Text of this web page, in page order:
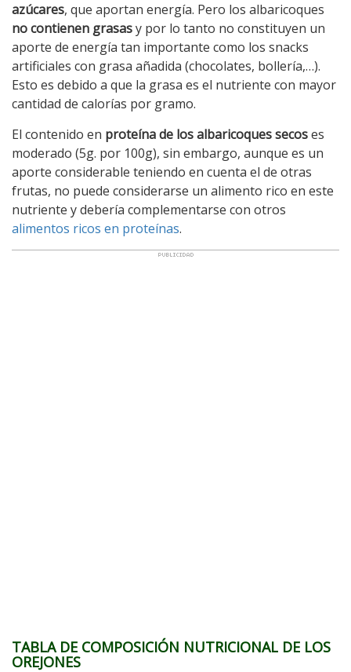
azúcares, que aportan energía. Pero los albaricoques
no contienen grasasy por lo tanto no constituyen un
aporte de energía tan importante como los snacks
artificiales con grasa añadida (chocolates, bollería,…).
Esto es debido a que la grasa es el nutriente con mayor
cantidad de calorías por gramo.
El contenido en proteína de los albaricoques secoses
moderado (5g. por 100g), sin embargo, aunque es un
aporte considerable teniendo en cuenta el de otras
frutas, no puede considerarse un alimento rico en este
nutriente y debería complementarse con otros
alimentos ricos en proteínas.
TABLA DE COMPOSICIÓN NUTRICIONAL DE LOS
OREJONES